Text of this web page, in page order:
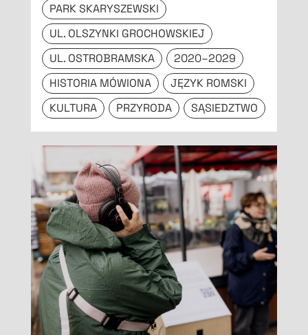
PARK SKARYSZEWSKI
UL. OLSZYNKI GROCHOWSKIEJ
UL. OSTROBRAMSKA
2020–2029
HISTORIA MÓWIONA
JĘZYK ROMSKI
KULTURA
PRZYRODA SĄSIEDZTWO